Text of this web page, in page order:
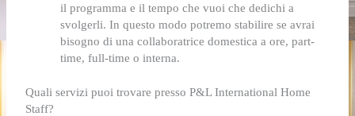
il programma e il tempo che vuoi che dedichi a
svolgerli. In questo modo potremo stabilire se avrai
bisogno di una collaboratrice domestica a ore, part-
time, full-time o interna.
Quali servizi puoi trovare presso P&L International Home
Staff?